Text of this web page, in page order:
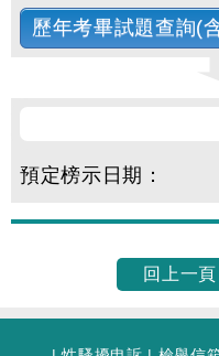
歷年考畢試題查詢(
預定榜示日期：
回上一頁